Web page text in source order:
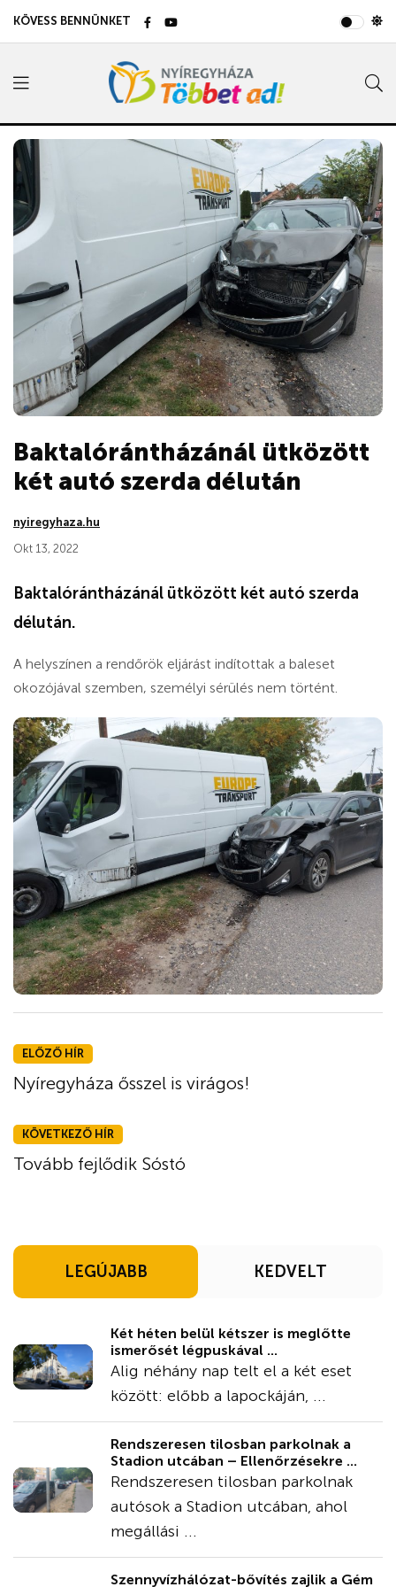
KÖVESS BENNÜNKET
Baktalórántházánál ütközött
két autó szerda délután
nyiregyhaza.hu
Okt 13, 2022
Baktalórántházánál ütközött két autó szerda
délután.
A helyszínen a rendőrök eljárást indítottak a baleset
okozójával szemben, személyi sérülés nem történt.
ELŐZŐ HÍR
Nyíregyháza ősszel is virágos!
KÖVETKEZŐ HÍR
Tovább fejlődik Sóstó
LEGÚJABB KEDVELT
Két héten belül kétszer is meglőtte
ismerősét légpuskával ...
Alig néhány nap telt el a két eset
között: előbb a lapockáján, ...
Rendszeresen tilosban parkolnak a
Stadion utcában – Ellenőrzésekre ...
Rendszeresen tilosban parkolnak
autósok a Stadion utcában, ahol
megállási ...
Szennyvízhálózat-bővítés zajlik a Gém